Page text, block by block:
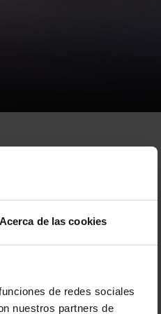
Acerca de las cookies
de redes sociales
nuestros partners de